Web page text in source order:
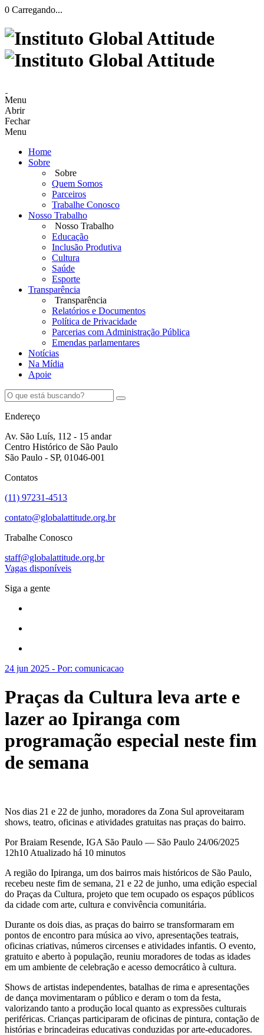
0 Carregando...
Menu
Abrir
Fechar
Menu
Home
Sobre
Sobre
Quem Somos
Parceiros
Trabalhe Conosco
Nosso Trabalho
Nosso Trabalho
Educação
Inclusão Produtiva
Cultura
Saúde
Esporte
Transparência
Transparência
Relatórios e Documentos
Política de Privacidade
Parcerias com Administração Pública
Emendas parlamentares
Notícias
Na Mídia
Apoie
Endereço
Av. São Luís, 112 - 15 andar
Centro Histórico de São Paulo
São Paulo - SP, 01046-001
Contatos
(11) 97231-4513
contato@globalattitude.org.br
Trabalhe Conosco
staff@globalattitude.org.br
Vagas disponíveis
Siga a gente
24 jun 2025 - Por: comunicacao
Praças da Cultura leva arte e
lazer ao Ipiranga com
programação especial neste fim
de semana
Nos dias 21 e 22 de junho, moradores da Zona Sul aproveitaram
shows, teatro, oficinas e atividades gratuitas nas praças do bairro.
Por Braiam Resende, IGA São Paulo — São Paulo 24/06/2025
12h10 Atualizado há 10 minutos
A região do Ipiranga, um dos bairros mais históricos de São Paulo,
recebeu neste fim de semana, 21 e 22 de junho, uma edição especial
do Praças da Cultura, projeto que tem ocupado os espaços públicos
da cidade com arte, cultura e convivência comunitária.
Durante os dois dias, as praças do bairro se transformaram em
pontos de encontro para música ao vivo, apresentações teatrais,
oficinas criativas, números circenses e atividades infantis. O evento,
gratuito e aberto à população, reuniu moradores de todas as idades
em um ambiente de celebração e acesso democrático à cultura.
Shows de artistas independentes, batalhas de rima e apresentações
de dança movimentaram o público e deram o tom da festa,
valorizando tanto a produção local quanto as expressões culturais
periféricas. Crianças participaram de oficinas de pintura, contação de
histórias e brincadeiras educativas conduzidas por arte-educadores.